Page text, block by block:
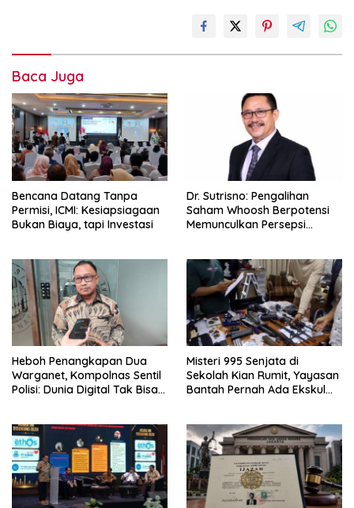
Baca Juga
Bencana Datang Tanpa
Permisi, ICMI: Kesiapsiagaan
Bukan Biaya, tapi Investasi
Dr. Sutrisno: Pengalihan
Saham Whoosh Berpotensi
Memunculkan Persepsi
Heboh Penangkapan Dua
Warganet, Kompolnas Sentil
Polisi: Dunia Digital Tak Bisa
Misteri 995 Senjata di
Sekolah Kian Rumit, Yayasan
Bantah Pernah Ada Ekskul